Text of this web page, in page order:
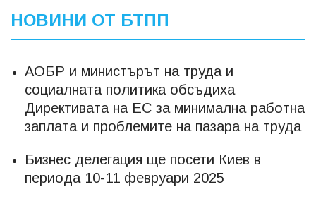
НОВИНИ ОТ БТПП
АОБР и министърът на труда и
социалната политика обсъдиха
Директивата на ЕС за минимална работна
заплата и проблемите на пазара на труда
Бизнес делегация ще посети Киев в
периода 10-11 февруари 2025